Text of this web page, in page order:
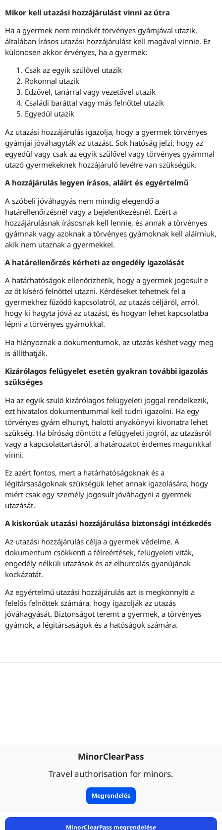
Mikor kell utazási hozzájárulást vinni az útra
Ha a gyermek nem mindkét törvényes gyámjával utazik,
általában írásos utazási hozzájárulást kell magával vinnie. Ez
különösen akkor érvényes, ha a gyermek:
Csak az egyik szülővel utazik
Rokonnal utazik
Edzővel, tanárral vagy vezetővel utazik
Családi baráttal vagy más felnőttel utazik
Egyedül utazik
Az utazási hozzájárulás igazolja, hogy a gyermek törvényes
gyámjai jóváhagyták az utazást. Sok hatóság jelzi, hogy az
egyedül vagy csak az egyik szülővel vagy törvényes gyámmal
utazó gyermekeknek hozzájáruló levélre van szükségük.
A hozzájárulás legyen írásos, aláírt és egyértelmű
A szóbeli jóváhagyás nem mindig elegendő a
határellenőrzésnél vagy a bejelentkezésnél. Ezért a
hozzájárulásnak írásosnak kell lennie, és annak a törvényes
gyámnak vagy azoknak a törvényes gyámoknak kell aláírniuk,
akik nem utaznak a gyermekkel.
A határellenőrzés kérheti az engedély igazolását
A határhatóságok ellenőrizhetik, hogy a gyermek jogosult e
az őt kísérő felnőttel utazni. Kérdéseket tehetnek fel a
gyermekhez fűződő kapcsolatról, az utazás céljáról, arról,
hogy ki hagyta jóvá az utazást, és hogyan lehet kapcsolatba
lépni a törvényes gyámokkal.
Ha hiányoznak a dokumentumok, az utazás késhet vagy meg
is állíthatják.
Kizárólagos felügyelet esetén gyakran további igazolás
szükséges
Ha az egyik szülő kizárólagos felügyeleti joggal rendelkezik,
ezt hivatalos dokumentummal kell tudni igazolni. Ha egy
törvényes gyám elhunyt, halotti anyakönyvi kivonatra lehet
szükség. Ha bíróság döntött a felügyeleti jogról, az utazásról
vagy a kapcsolattartásról, a határozatot érdemes magunkkal
vinni.
Ez azért fontos, mert a határhatóságoknak és a
légitársaságoknak szükségük lehet annak igazolására, hogy
miért csak egy személy jogosult jóváhagyni a gyermek
utazását.
A kiskorúak utazási hozzájárulása biztonsági intézkedés
Az utazási hozzájárulás célja a gyermek védelme. A
dokumentum csökkenti a félreértések, felügyeleti viták,
engedély nélküli utazások és az elhurcolás gyanújának
kockázatát.
Az egyértelmű utazási hozzájárulás azt is megkönnyíti a
felelős felnőttek számára, hogy igazolják az utazás
jóváhagyását. Biztonságot teremt a gyermek, a törvényes
gyámok, a légitársaságok és a hatóságok számára.
MinorClearPass
Travel authorisation for minors.
Megrendelés
MinorClearPass megrendelése